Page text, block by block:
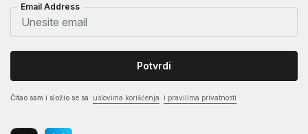
Email Address
Potvrdi
Čitao sam i složio se sa uslovima korišćenja i pravilima privatnosti